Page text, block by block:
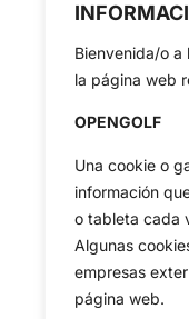
Bienvenida/o a
la página web
OPENGOLF
Una cookie o
información
o tableta cada
Algunas
empresas
página web.